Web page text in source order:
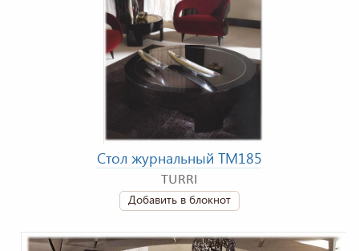
Стол журнальный TM185
TURRI
Добавить в блокнот